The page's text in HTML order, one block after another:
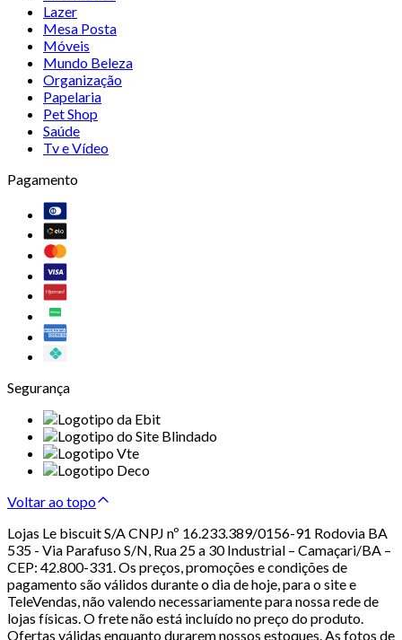
Lazer
Mesa Posta
Móveis
Mundo Beleza
Organização
Papelaria
Pet Shop
Saúde
Tv e Vídeo
Pagamento
Segurança
Voltar ao topo
Lojas Le biscuit S/A CNPJ nº 16.233.389/0156-91 Rodovia BA
535 - Via Parafuso S/N, Rua 25 a 30 Industrial – Camaçari/BA –
CEP: 42.800-331. Os preços, promoções e condições de
pagamento são válidos durante o dia de hoje, para o site e
TeleVendas, não valendo necessariamente para nossa rede de
lojas físicas. O frete não está incluído no preço do produto.
Ofertas válidas enquanto durarem nossos estoques. As fotos de